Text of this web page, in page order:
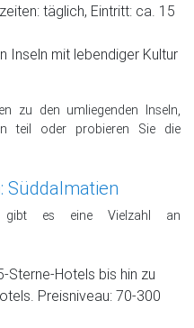
täglich, Eintritt: ca. 15
Inseln mit lebendiger Kultur
zu den umliegenden Inseln,
teil oder probieren Sie die
Süddalmatien
es eine Vielzahl an
Sterne-Hotels bis hin zu
Preisniveau: 70-300